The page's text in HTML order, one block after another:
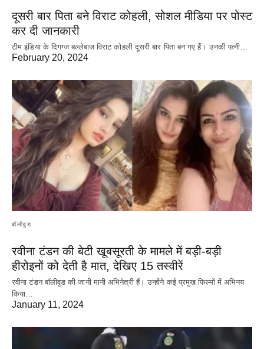
दूसरी बार‌ पिता बने विराट कोहली, सोशल मीडिया पर पोस्ट
कर दी‌ जानकारी
टीम इंडिया के दिगग्ज बल्लेबाज विराट कोहली दूसरी बार पिता बन गए हैं। उनकी पत्नी…
February 20, 2024
बॉलीवुड
रवीना टंडन की बेटी खूबसूरती के मामले में बड़ी-बड़ी
हीरोइनों को देती है मात, देखिए 15 तस्वीरें
रवीना टंडन बॉलीवुड की जानी मानी अभिनेत्री हैं। उन्होंने कई प्रमुख फिल्मों में अभिनय
किया…
January 11, 2024